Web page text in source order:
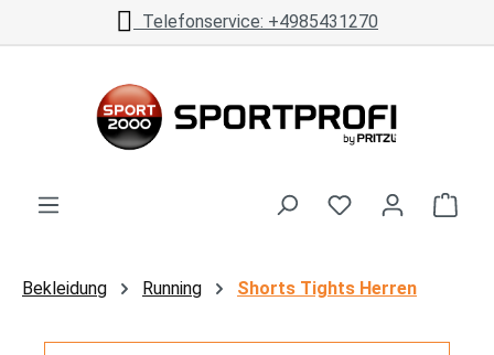
Zum Hauptinhalt springen kostenloser
Bekleidung Running Shorts Tights Herren